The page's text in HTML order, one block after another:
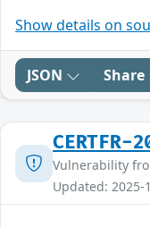
Show details on
JSON Share
CERTFR-
Vulnerability
Updated: 2025-